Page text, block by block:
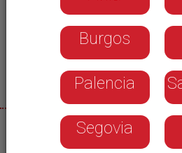
09/08/2026
Burgos
Palencia
Segovia